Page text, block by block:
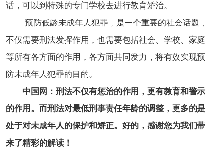
话，可以到特殊的专门学校去进行教育矫治。
预防低龄未成年人犯罪，是一个重要的社会话题，
不仅需要刑法发挥作用，也需要包括社会、学校、家庭
等所有各方面的作用，各方面共同发力，将有效实现预
防未成年人犯罪的目的。
中国网： 刑法不仅有惩治的作用，更有教育和警示
的作用。而刑法对最低刑事责任年龄的调整，更多的是
处于对未成年人的保护和矫正。好的，感谢您为我们带
来了精彩的解读！